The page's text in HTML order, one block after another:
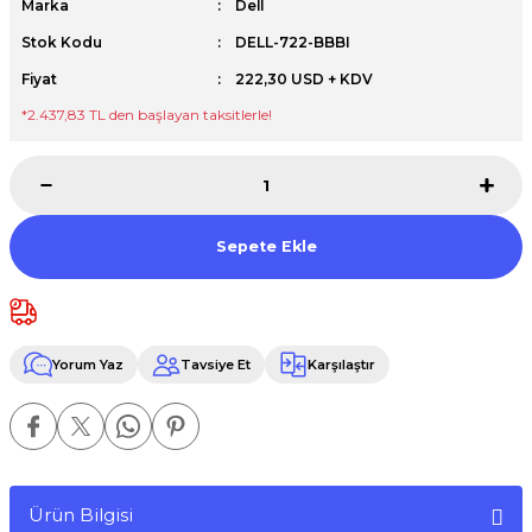
Marka Dell
Stok Kodu DELL-722-BBBI
Fiyat
222,30 USD + KDV
*2.437,83 TL den başlayan taksitlerle!
Sepete Ekle
Yorum Yaz Tavsiye Et Karşılaştır
Ürün Bilgisi